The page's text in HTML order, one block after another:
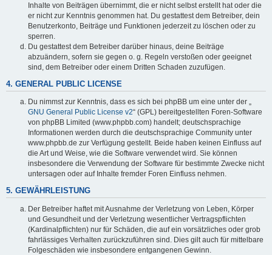
Inhalte von Beiträgen übernimmt, die er nicht selbst erstellt hat oder die
er nicht zur Kenntnis genommen hat. Du gestattest dem Betreiber, dein
Benutzerkonto, Beiträge und Funktionen jederzeit zu löschen oder zu
sperren.
Du gestattest dem Betreiber darüber hinaus, deine Beiträge
abzuändern, sofern sie gegen o. g. Regeln verstoßen oder geeignet
sind, dem Betreiber oder einem Dritten Schaden zuzufügen.
4. GENERAL PUBLIC LICENSE
Du nimmst zur Kenntnis, dass es sich bei phpBB um eine unter der „
GNU General Public License v2“ (GPL) bereitgestellten Foren-Software
von phpBB Limited (www.phpbb.com) handelt; deutschsprachige
Informationen werden durch die deutschsprachige Community unter
www.phpbb.de zur Verfügung gestellt. Beide haben keinen Einfluss auf
die Art und Weise, wie die Software verwendet wird. Sie können
insbesondere die Verwendung der Software für bestimmte Zwecke nicht
untersagen oder auf Inhalte fremder Foren Einfluss nehmen.
5. GEWÄHRLEISTUNG
Der Betreiber haftet mit Ausnahme der Verletzung von Leben, Körper
und Gesundheit und der Verletzung wesentlicher Vertragspflichten
(Kardinalpflichten) nur für Schäden, die auf ein vorsätzliches oder grob
fahrlässiges Verhalten zurückzuführen sind. Dies gilt auch für mittelbare
Folgeschäden wie insbesondere entgangenen Gewinn.